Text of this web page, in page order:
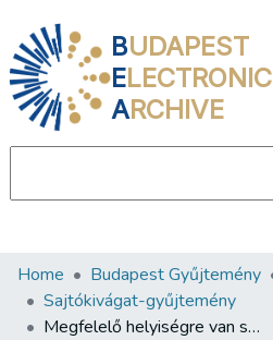
BUDAPEST
ELECTRONIC
ARCHIVE
Communities & Collections
All of DSpace
Home Budapest Gyűjtemény
Sajtókivágat-gyűjtemény
Megfelelő helyiségre van szüksége a Fővárosi Könyvtárnak